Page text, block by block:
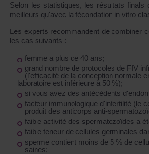
Selon les statistiques, les résultats finals
meilleurs qu'avec la fécondation in vitro
Les experts recommandent de combiner
les cas suivants :
femme a plus de 40 ans;
grand nombre de protocoles de FIV
(l'efficacité de la conception normale
laboratoire est inférieure à 50 %);
si vous avez des antécédents
facteur immunologique d'infertilité (le
produit des anticorps anti-
faible activité des spermatozoïdes a
faible teneur de cellules germinales
sperme contient moins de 5 % de
saines;